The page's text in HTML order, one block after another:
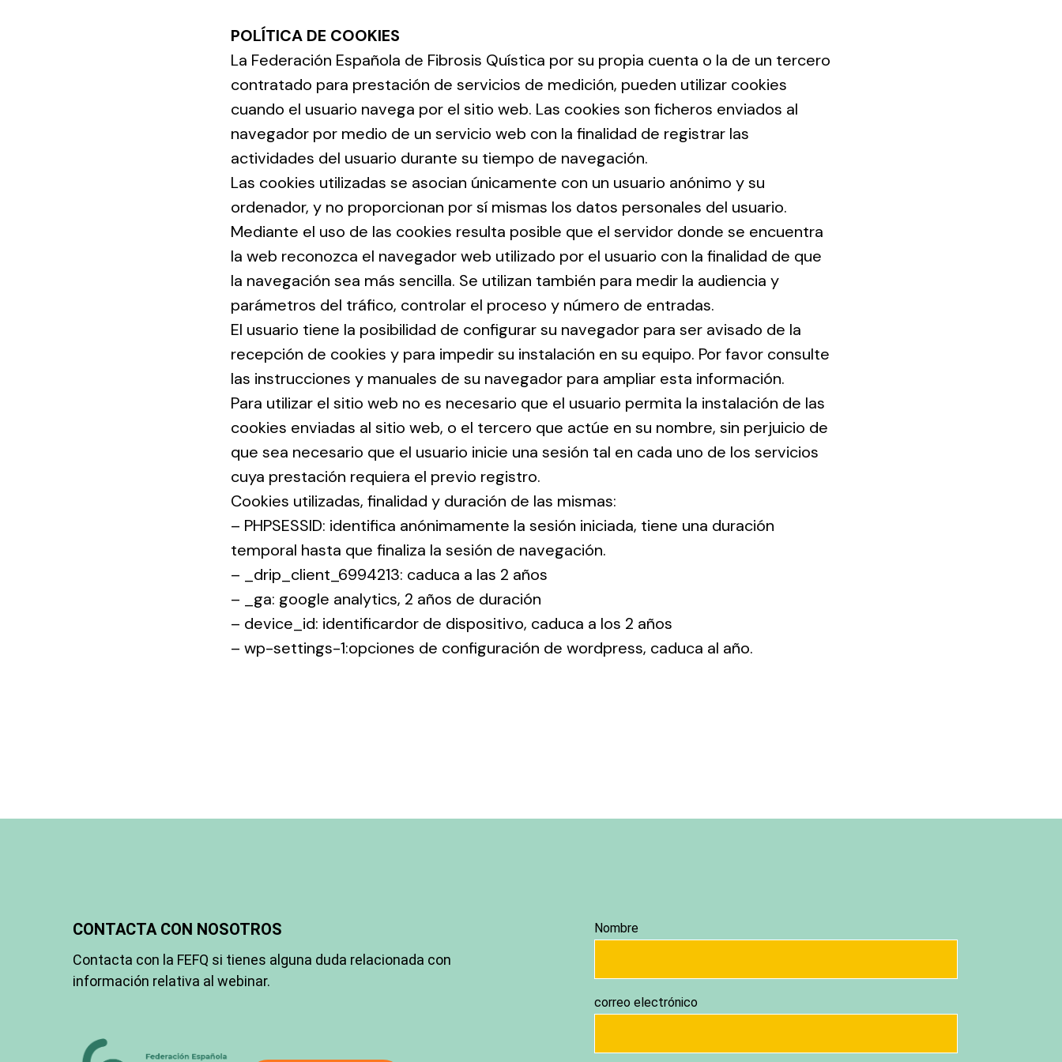
POLÍTICA DE COOKIES
La Federación Española de Fibrosis Quística por su propia cuenta o la de un tercero
contratado para prestación de servicios de medición, pueden utilizar cookies
cuando el usuario navega por el sitio web. Las cookies son ficheros enviados al
navegador por medio de un servicio web con la finalidad de registrar las
actividades del usuario durante su tiempo de navegación.
Las cookies utilizadas se asocian únicamente con un usuario anónimo y su
ordenador, y no proporcionan por sí mismas los datos personales del usuario.
Mediante el uso de las cookies resulta posible que el servidor donde se encuentra
la web reconozca el navegador web utilizado por el usuario con la finalidad de que
la navegación sea más sencilla. Se utilizan también para medir la audiencia y
parámetros del tráfico, controlar el proceso y número de entradas.
El usuario tiene la posibilidad de configurar su navegador para ser avisado de la
recepción de cookies y para impedir su instalación en su equipo. Por favor consulte
las instrucciones y manuales de su navegador para ampliar esta información.
Para utilizar el sitio web no es necesario que el usuario permita la instalación de las
cookies enviadas al sitio web, o el tercero que actúe en su nombre, sin perjuicio de
que sea necesario que el usuario inicie una sesión tal en cada uno de los servicios
cuya prestación requiera el previo registro.
Cookies utilizadas, finalidad y duración de las mismas:
– PHPSESSID: identifica anónimamente la sesión iniciada, tiene una duración
temporal hasta que finaliza la sesión de navegación.
– _drip_client_6994213: caduca a las 2 años
– _ga: google analytics, 2 años de duración
– device_id: identificardor de dispositivo, caduca a los 2 años
– wp-settings-1:opciones de configuración de wordpress, caduca al año.
Nombre
correo electrónico
CONTACTA CON NOSOTROS
Contacta con la FEFQ si tienes alguna duda relacionada con
información relativa al webinar.